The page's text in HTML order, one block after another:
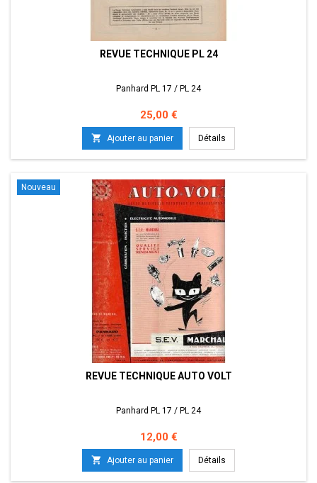
REVUE TECHNIQUE PL 24
Panhard PL 17 / PL 24
Prix
25,00 €
 Ajouter au panier Détails
Nouveau
REVUE TECHNIQUE AUTO VOLT
Panhard PL 17 / PL 24
Prix
12,00 €
 Ajouter au panier Détails